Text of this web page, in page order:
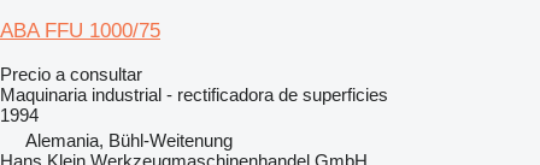
ABA FFU 1000/75
Precio a consultar
Maquinaria industrial - rectificadora de superficies
1994
Alemania, Bühl-Weitenung
Hans Klein Werkzeugmaschinenhandel GmbH